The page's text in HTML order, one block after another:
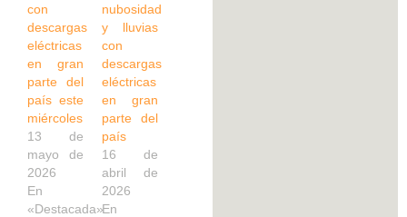
con
descargas
eléctricas
en gran
parte del
país este
miércoles
13 de
mayo de
2026
En
«Destacada»
nubosidad
y lluvias
con
descargas
eléctricas
en gran
parte del
país
16 de
abril de
2026
En